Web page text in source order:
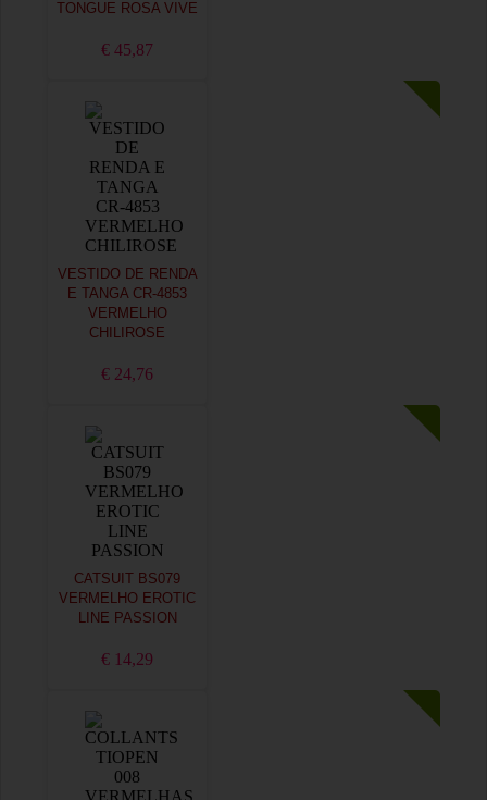
TONGUE ROSA VIVE
€ 45,87
VESTIDO DE RENDA
E TANGA CR-4853
VERMELHO
CHILIROSE
€ 24,76
CATSUIT BS079
VERMELHO EROTIC
LINE PASSION
€ 14,29